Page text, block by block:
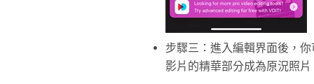
步驟三：進入編輯界面後，
影片的精華部分成為原況照片